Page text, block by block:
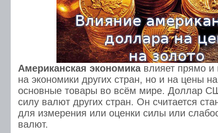
Американская экономикавлияет прямо и
на экономики других стран, но и на цены
основные товары во всём мире. Доллар
силу валют других стран. Он считается
для измерения или оценки силы или
валют.